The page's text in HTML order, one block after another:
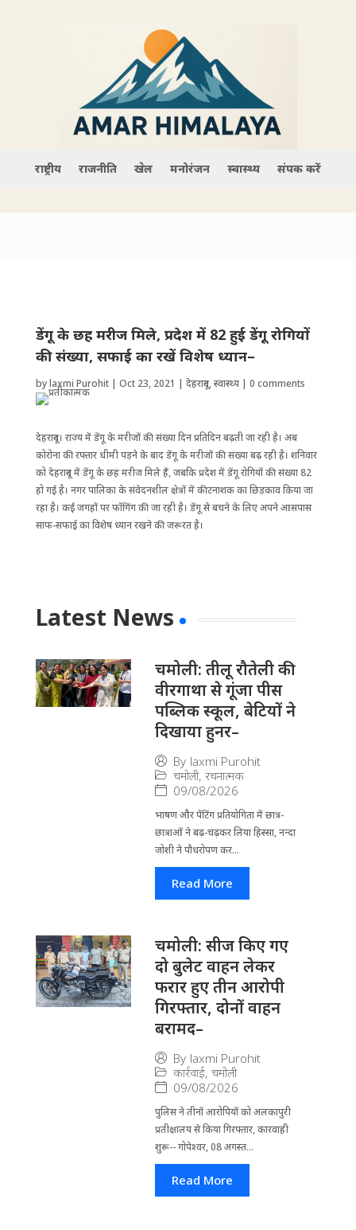
राष्ट्रीय राजनीति खेल मनोरंजन स्वास्थ्य संपर्क करें
डेंगू के छह मरीज मिले, प्रदेश में 82 हुई डेंगू रोगियों
की संख्या, सफाई का रखें विशेष ध्यान–
bylaxmi Purohit| Oct 23, 2021 | देहरादून,स्वास्थ्य| 0 comments
देहरादून। राज्य में डेंगू के मरीजों की संख्या दिन प्रतिदिन बढ़ती जा रही है। अब
कोरोना की रफ्तार धीमी पड़ने के बाद डेंगू के मरीजों की संख्या बढ़ रही है। शनिवार
को देहरादून में डेंगू के छह मरीज मिले हैं, जबकि प्रदेश में डेंगू रोगियों की संख्या 82
हो गई है। नगर पालिका के संवेदनशील क्षेत्रों में कीटनाशक का छिड़काव किया जा
रहा है। कई जगहों पर फॉगिंग की जा रही है। डेंगू से बचने के लिए अपने आसपास
साफ-सफाई का विशेष ध्यान रखने की जरूरत है।
Latest News
चमोली: तीलू रौतेली की
वीरगाथा से गूंजा पीस
पब्लिक स्कूल, बेटियों ने
दिखाया हुनर–
By laxmi Purohit
चमोली, रचनात्मक
09/08/2026
भाषण और पेंटिंग प्रतियोगिता में छात्र-
छात्राओं ने बढ़-चढ़कर लिया हिस्सा, नन्दा
जोशी ने पौधरोपण कर...
Read More
चमोली: सीज किए गए
दो बुलेट वाहन लेकर
फरार हुए तीन आरोपी
गिरफ्तार, दोनों वाहन
बरामद–
By laxmi Purohit
कार्रवाई, चमोली
09/08/2026
पुलिस ने तीनों आरोपियों को अलकापुरी
प्रतीक्षालय से किया गिरफ्तार, कारवाही
शुरू-- गोपेश्वर, 08 अगस्त...
Read More